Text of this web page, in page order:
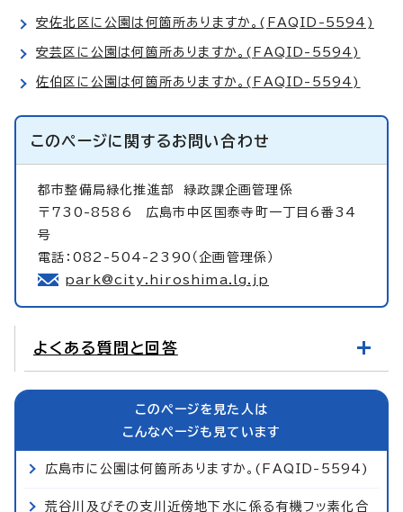
安佐北区に公園は何箇所ありますか。(FAQID-5594)
安芸区に公園は何箇所ありますか。(FAQID-5594)
佐伯区に公園は何箇所ありますか。(FAQID-5594)
このページに関するお問い合わせ
都市整備局緑化推進部緑政課企画管理係
〒730-8586 広島市中区国泰寺町一丁目6番34
号
電話：082-504-2390（企画管理係）
park@city.hiroshima.lg.jp
よくある質問と回答
このページを見た人は
こんなページも見ています
広島市に公園は何箇所ありますか。(FAQID-5594)
荒谷川及びその支川近傍地下水に係る有機フッ素化合